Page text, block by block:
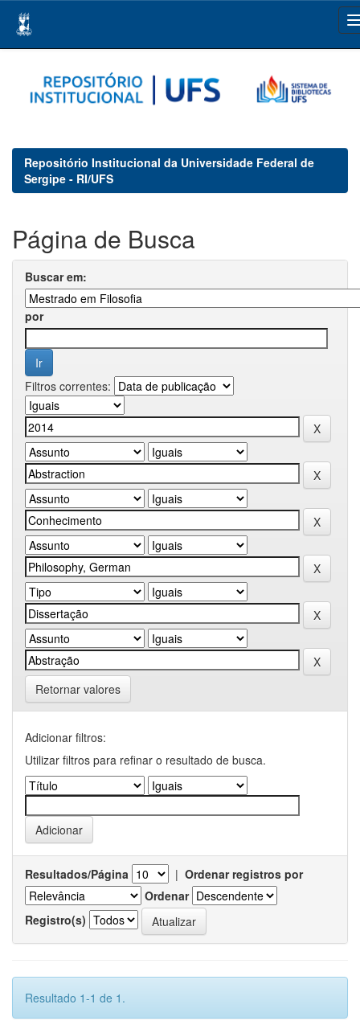
navigation
Repositório Institucional da Universidade Federal de
Sergipe - RI/UFS
Página de Busca
Buscar em:
por
Filtros correntes:
Retornar valores
Adicionar filtros:
Utilizar filtros para refinar o resultado de busca.
Resultados/Página | Ordenar registros por
Ordenar
Registro(s)
Resultado 1-1 de 1.